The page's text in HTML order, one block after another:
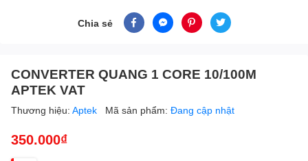
Chia sẻ
CONVERTER QUANG 1 CORE 10/100M
APTEK VAT
Thương hiệu: Aptek Mã sản phẩm: Đang cập nhật
350.000₫